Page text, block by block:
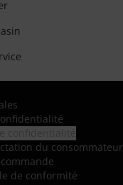
du consommateur
de conformité